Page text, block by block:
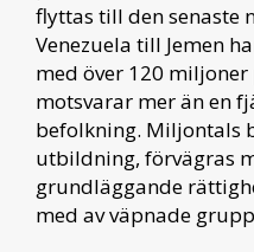
flyttas till den senaste
Venezuela till Jemen
med över 120
motsvarar mer än en
befolkning. Miljontals
utbildning, förvägras
grundläggande
med av väpnade